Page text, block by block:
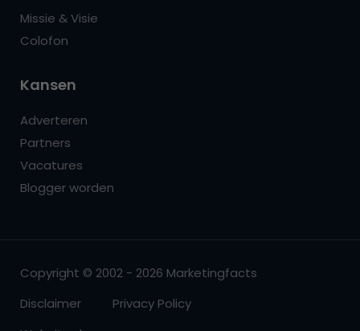
Missie & Visie
Colofon
Kansen
Adverteren
Partners
Vacatures
Blogger worden
Copyright © 2002 - 2026 Marketingfacts
Disclaimer
Privacy Policy